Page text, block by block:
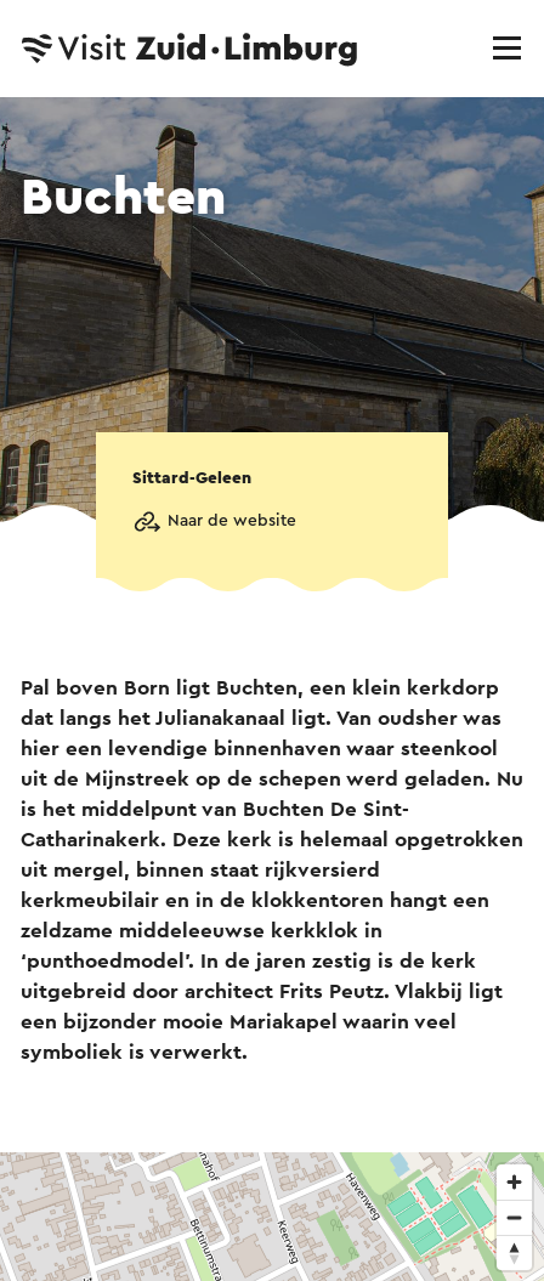
Buchten
Sittard-Geleen
Naar de website
Pal boven Born ligt Buchten, een klein kerkdorp
dat langs het Julianakanaal ligt. Van oudsher was
hier een levendige binnenhaven waar steenkool
uit de Mijnstreek op de schepen werd geladen. Nu
is het middelpunt van Buchten De Sint-
Catharinakerk. Deze kerk is helemaal opgetrokken
uit mergel, binnen staat rijkversierd
kerkmeubilair en in de klokkentoren hangt een
zeldzame middeleeuwse kerkklok in
‘punthoedmodel’. In de jaren zestig is de kerk
uitgebreid door architect Frits Peutz. Vlakbij ligt
een bijzonder mooie Mariakapel waarin veel
symboliek is verwerkt.